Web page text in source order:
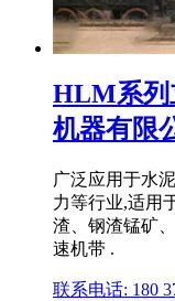
HLM系列
机器有限
广泛应用于水
力等行业,适用
渣、钢渣锰矿
速机带 .
联系电话: 180